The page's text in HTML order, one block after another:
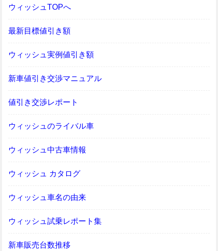
ウィッシュTOPへ
最新目標値引き額
ウィッシュ実例値引き額
新車値引き交渉マニュアル
値引き交渉レポート
ウィッシュのライバル車
ウィッシュ中古車情報
ウィッシュ カタログ
ウィッシュ車名の由来
ウィッシュ試乗レポート集
新車販売台数推移